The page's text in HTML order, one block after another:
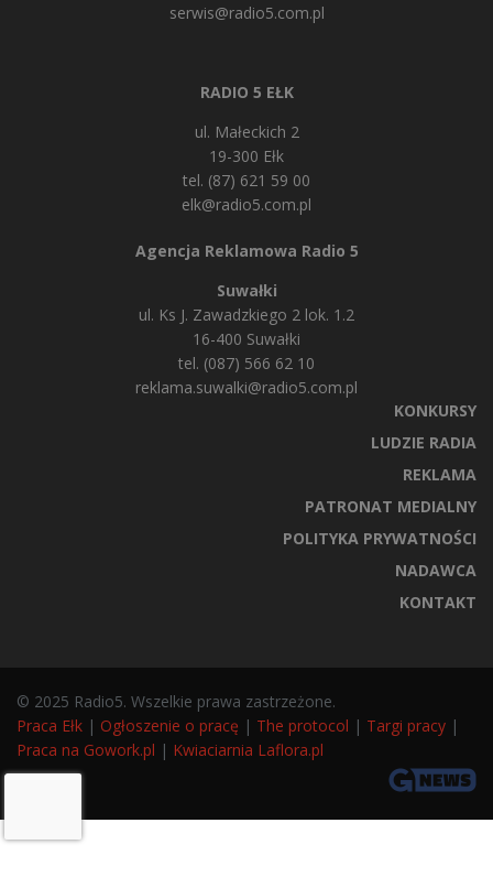
serwis@radio5.com.pl
RADIO 5 EŁK
ul. Małeckich 2
19-300 Ełk
tel. (87) 621 59 00
elk@radio5.com.pl
Agencja Reklamowa Radio 5
Suwałki
ul. Ks J. Zawadzkiego 2 lok. 1.2
16-400 Suwałki
tel. (087) 566 62 10
reklama.suwalki@radio5.com.pl
KONKURSY
LUDZIE RADIA
REKLAMA
PATRONAT MEDIALNY
POLITYKA PRYWATNOŚCI
NADAWCA
KONTAKT
© 2025 Radio5. Wszelkie prawa zastrzeżone.
Praca Ełk | Ogłoszenie o pracę | The protocol | Targi pracy |
Praca na Gowork.pl | Kwiaciarnia Laflora.pl